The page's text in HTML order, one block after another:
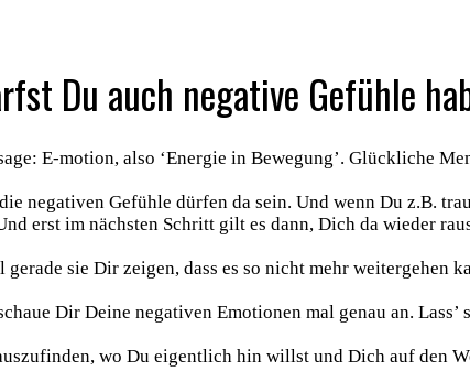
Du auch negative Gefühle
E-motion, also ‘Energie in Bewegung’. Glückliche
negativen Gefühle dürfen da sein. Und wenn Du z.B.
erst im nächsten Schritt gilt es dann, Dich da wieder
sie Dir zeigen, dass es so nicht mehr weitergehen
Dir Deine negativen Emotionen mal genau an.
wo Du eigentlich hin willst und Dich auf den